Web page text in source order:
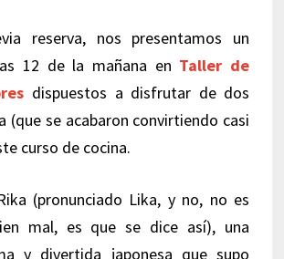
reserva, nos presentamos un
12 de la mañana en Taller de
dispuestos a disfrutar de dos
(que se acabaron convirtiendo casi
curso de cocina.
(pronunciado Lika, y no, no es
mal, es que se dice así), una
y divertida japonesa que supo